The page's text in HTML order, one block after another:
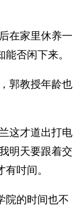
在家里休养一
否闲下来。
郭教授年龄也
这才道出打电
明天要跟着交
吋间。
院的时间也不